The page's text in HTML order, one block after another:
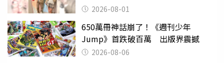
2026-08-01
650萬冊神話崩了！《週刊少年
Jump》首跌破百萬 出版界震撼
2026-08-06